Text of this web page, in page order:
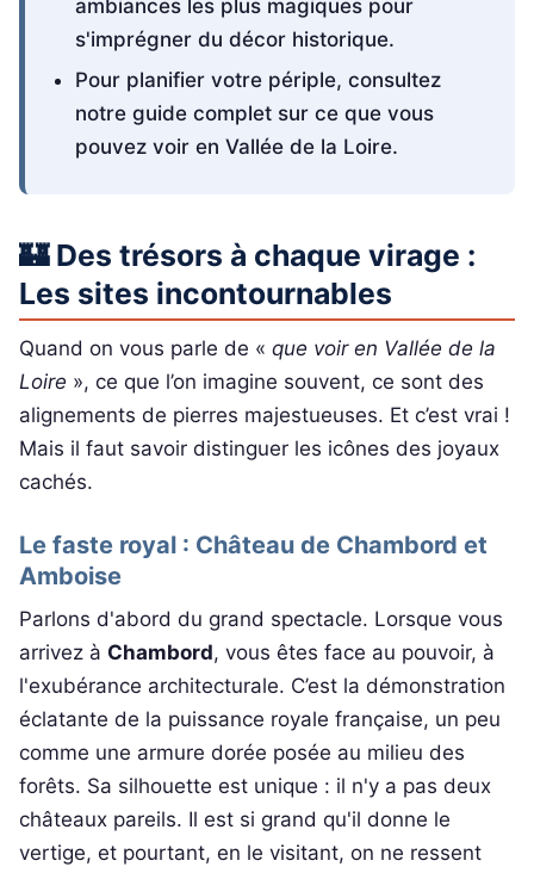
ambiances les plus magiques pour
s'imprégner du décor historique.
Pour planifier votre périple, consultez
notre guide complet sur ce que vous
pouvez voir en Vallée de la Loire.
🏰 Des trésors à chaque virage :
Les sites incontournables
Quand on vous parle de « que voir en Vallée de la
Loire », ce que l’on imagine souvent, ce sont des
alignements de pierres majestueuses. Et c’est vrai !
Mais il faut savoir distinguer les icônes des joyaux
cachés.
Le faste royal : Château de Chambord et
Amboise
Parlons d'abord du grand spectacle. Lorsque vous
arrivez à Chambord, vous êtes face au pouvoir, à
l'exubérance architecturale. C’est la démonstration
éclatante de la puissance royale française, un peu
comme une armure dorée posée au milieu des
forêts. Sa silhouette est unique : il n'y a pas deux
châteaux pareils. Il est si grand qu'il donne le
vertige, et pourtant, en le visitant, on ne ressent